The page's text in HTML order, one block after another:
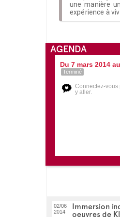
une manière
expérience à
AGENDA
Du 7 mars 2014
Terminé
Connectez-vous
y aller.
02/06
2014
Immersion
oeuvres de